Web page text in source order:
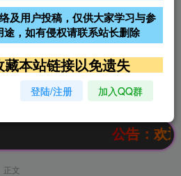
元/
雨云高防免备案服务器
超低价文字广告位招租
超低价文字广告位招租
公告：欢迎访问
正文
及用户投稿，仅供大家学习与参
，如有侵权请联系站长删除
藏本站链接以免遗失
登陆/注册 加入QQ群